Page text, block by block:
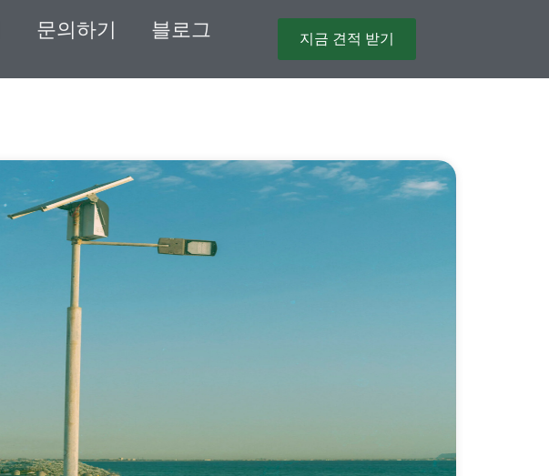
문의하기
블로그
지금 견적 받기